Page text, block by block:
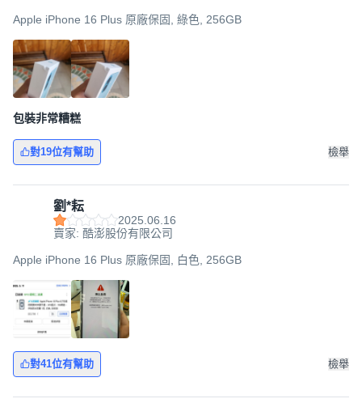
Apple iPhone 16 Plus 原廠保固, 綠色, 256GB
包裝非常糟糕
對19位有幫助 檢舉
劉*耘
2025.06.16
賣家: 酷澎股份有限公司
Apple iPhone 16 Plus 原廠保固, 白色, 256GB
對41位有幫助 檢舉